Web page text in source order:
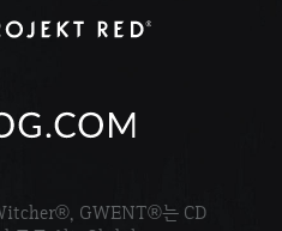
GWENT®는 CD